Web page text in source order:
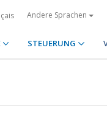
Andere Sprachen
STEUERUNG